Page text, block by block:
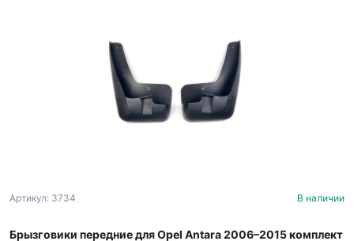
Артикул: 3734 В наличии
Брызговики передние для Opel Antara 2006–2015 комплект